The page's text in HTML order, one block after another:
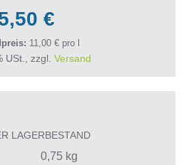
€
11,00 € pro l
USt., zzgl. Versand
LAGERBESTAND
0,75 kg